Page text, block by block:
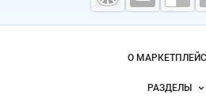
Важные разделы и
Навигация по сайту
О
Новости
РАЗДЕЛЫ